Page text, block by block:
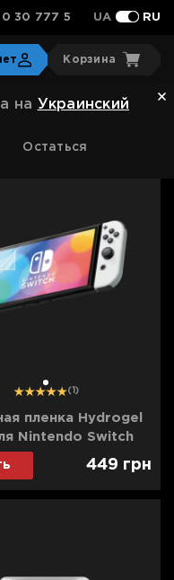
30 777 5 UA RU
Корзина
на Украинский
Остаться
Стандартная
1 (1)
пленка Hydrogel
Nintendo Switch
7" (Glossy Clear)
449 грн